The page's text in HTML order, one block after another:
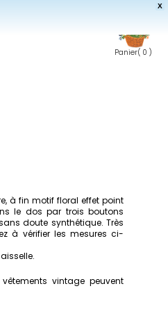
X
Panier( 0 )
à fin motif floral effet point
le dos par trois boutons
doute synthétique. Très
à vérifier les mesures ci-
vintage peuvent